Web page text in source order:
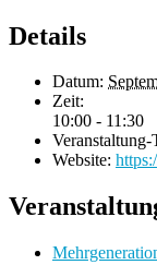
Details
Datum:
Zeit:
10:00 - 11:30
Veranstaltung-
Website: